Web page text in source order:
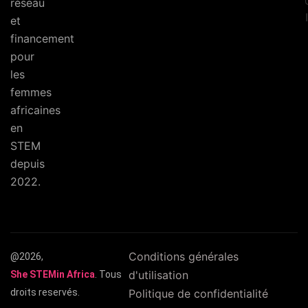
réseau
et
financement
pour
les
femmes
africaines
en
STEM
depuis
2022.
@2026,
She STEMin Africa. Tous
droits reservés.
Conditions générales
d'utilisation
Politique de confidentialité